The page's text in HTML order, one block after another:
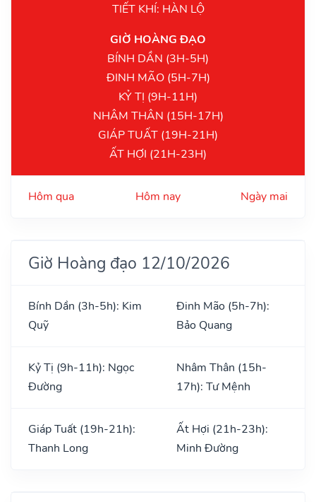
TIẾT KHÍ: HÀN LỘ
GIỜ HOÀNG ĐẠO
BÍNH DẦN (3H-5H)
ĐINH MÃO (5H-7H)
KỶ TỊ (9H-11H)
NHÂM THÂN (15H-17H)
GIÁP TUẤT (19H-21H)
ẤT HỢI (21H-23H)
Hôm qua Hôm nay Ngày mai
Giờ Hoàng đạo 12/10/2026
Bính Dần (3h-5h): Kim
Quỹ
Đinh Mão (5h-7h):
Bảo Quang
Kỷ Tị (9h-11h): Ngọc
Đường
Nhâm Thân (15h-
17h): Tư Mệnh
Giáp Tuất (19h-21h):
Thanh Long
Ất Hợi (21h-23h):
Minh Đường